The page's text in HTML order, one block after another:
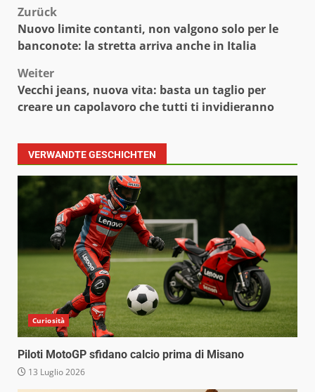
Beitragsnavigation
Zurück
Nuovo limite contanti, non valgono solo per le
banconote: la stretta arriva anche in Italia
Weiter
Vecchi jeans, nuova vita: basta un taglio per
creare un capolavoro che tutti ti invidieranno
VERWANDTE GESCHICHTEN
Curiosità
Piloti MotoGP sfidano calcio prima di Misano
13 Luglio 2026